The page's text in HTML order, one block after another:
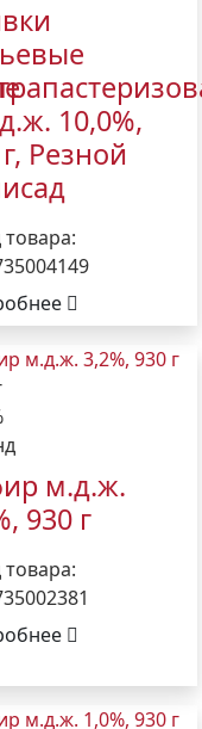
10,0%,
Резной
товара:
м.д.ж.
930 г
товара: